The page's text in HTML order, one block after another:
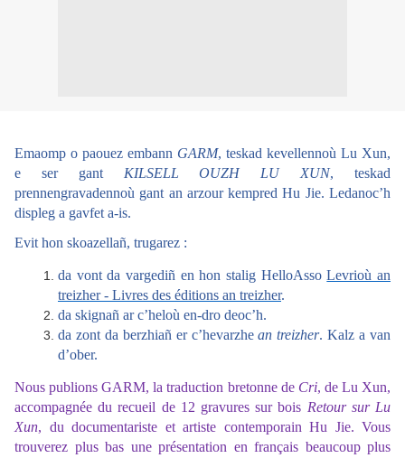
Emaomp o paouez embann GARM, teskad kevellennoù Lu Xun,
e ser gant KILSELL OUZH LU XUN, teskad
prennengravadennoù gant an arzour kempred Hu Jie. Ledanoc’h
displeg a gavfet a-is.
Evit hon skoazellañ, trugarez :
da vont da vargediñ en hon stalig HelloAssoLevrioù an
treizher - Livres des éditions an treizher.
da skignañ ar c’heloù en-dro deoc’h.
da zont da berzhiañ er c’hevarzhean treizher. Kalz a van
d’ober.
Nous publions GARM, la traduction bretonne de Cri, de Lu Xun,
accompagnée du recueil de 12 gravures sur bois Retour sur Lu
Xun, du documentariste et artiste contemporain Hu Jie. Vous
trouverez plus bas une présentation en français beaucoup plus